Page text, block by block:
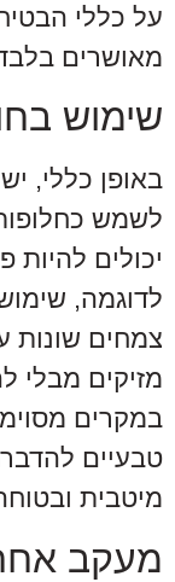
על כללי
מאושרים
שימוש
באופן כללי,
לשמש
יכולים להיות
לדוגמה,
צמחים שונות
מזיקים מבלי
במקרים
טבעיים
מיטבית
מעקב